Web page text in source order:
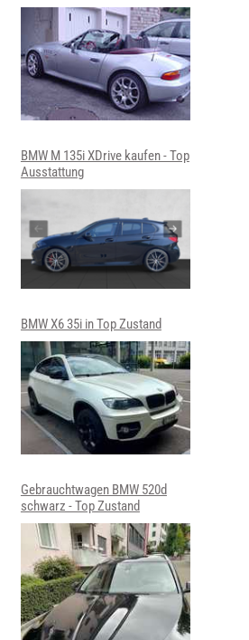
BMW M 135i XDrive kaufen - Top
Ausstattung
BMW X6 35i in Top Zustand
Gebrauchtwagen BMW 520d
schwarz - Top Zustand